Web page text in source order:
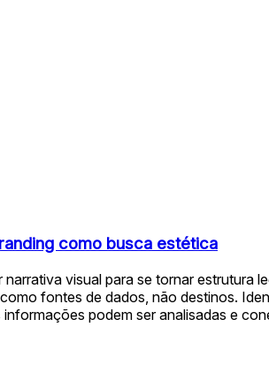
como busca estética
narrativa visual para se tornar
fontes de dados, não destinos.
podem ser analisadas e